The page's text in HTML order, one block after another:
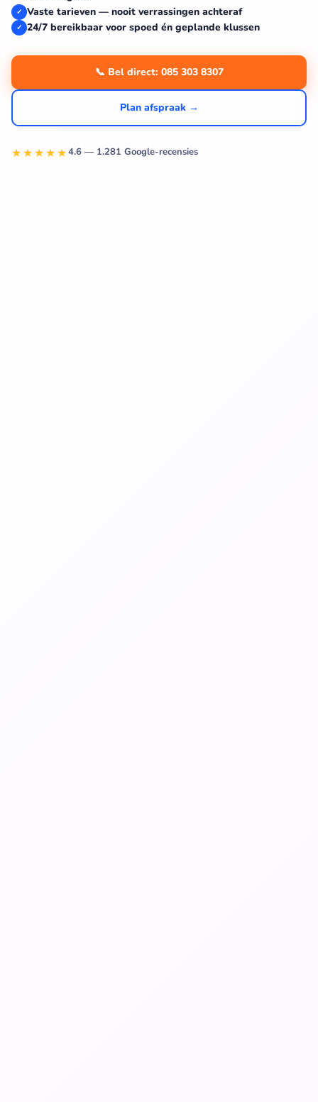
✓ Vaste tarieven — nooit verrassingen achteraf
✓ 24/7 bereikbaar voor spoed én geplande klussen
📞 Bel direct: 085 303 8307
Plan afspraak →
★★★★★4.6 — 1.281 Google-recensies